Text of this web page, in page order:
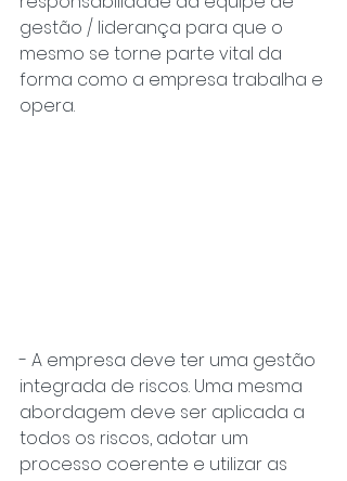
gestão / liderança para que o
mesmo se torne parte vital da
forma como a empresa trabalha e
opera.
- A empresa deve ter uma gestão
integrada de riscos. Uma mesma
abordagem deve ser aplicada a
todos os riscos, adotar um
processo coerente e utilizar as